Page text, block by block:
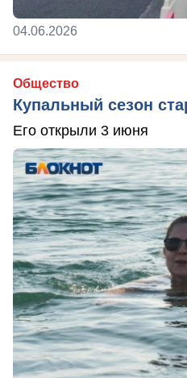
04.06.2026
Общество
Купальный сезон
Его открыли 3 июня